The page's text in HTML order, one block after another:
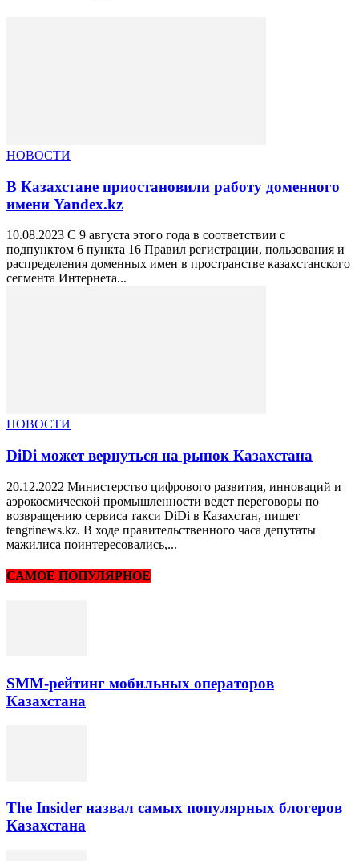
НОВОСТИ
В Казахстане приостановили работу доменного
имени Yandex.kz
10.08.2023 С 9 августа этого года в соответствии с
подпунктом 6 пункта 16 Правил регистрации, пользования и
распределения доменных имен в пространстве казахстанского
сегмента Интернета...
НОВОСТИ
DiDi может вернуться на рынок Казахстана
20.12.2022 Министерство цифрового развития, инноваций и
аэрокосмической промышленности ведет переговоры по
возвращению сервиса такси DiDi в Казахстан, пишет
tengrinews.kz. В ходе правительственного часа депутаты
мажилиса поинтересовались,...
САМОЕ ПОПУЛЯРНОЕ
SMM-рейтинг мобильных операторов
Казахстана
The Insider назвал самых популярных блогеров
Казахстана